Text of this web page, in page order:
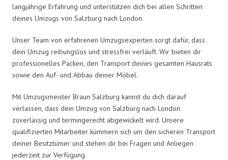
langjährige Erfahrung und unterstützen dich bei allen Schritten
deines Umzugs von Salzburg nach London.
Unser Team von erfahrenen Umzugsexperten sorgt dafür, dass
dein Umzug reibungslos und stressfrei verläuft. Wir bieten dir
professionelles Packen, den Transport deines gesamten Hausrats
sowie den Auf- und Abbau deiner Möbel.
Mit Umzugsmeister Braun Salzburg kannst du dich darauf
verlassen, dass dein Umzug von Salzburg nach London
zuverlässig und termingerecht abgewickelt wird. Unsere
qualifizierten Mitarbeiter kümmern sich um den sicheren Transport
deiner Besitztümer und stehen dir bei Fragen und Anliegen
jederzeit zur Verfügung.